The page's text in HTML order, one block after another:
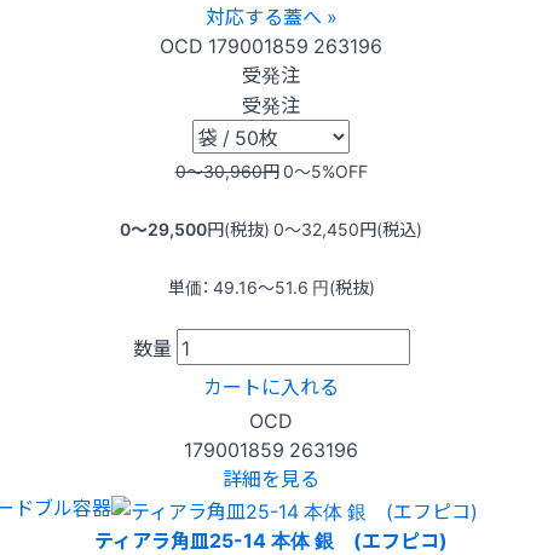
対応する蓋へ »
OCD 179001859 263196
受発注
受発注
0〜30,960円0〜5%OFF
0〜29,500円(税抜) 0〜32,450円(税込)
単価： 49.16〜51.6 円(税抜)
数量
カートに入れる
OCD
179001859 263196
詳細を見る
ドブル容器
ティアラ角皿25-14 本体 銀 (エフピコ)